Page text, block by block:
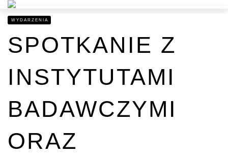
WYDARZENIA
SPOTKANIE Z
INSTYTUTAMI
BADAWCZYMI
ORAZ